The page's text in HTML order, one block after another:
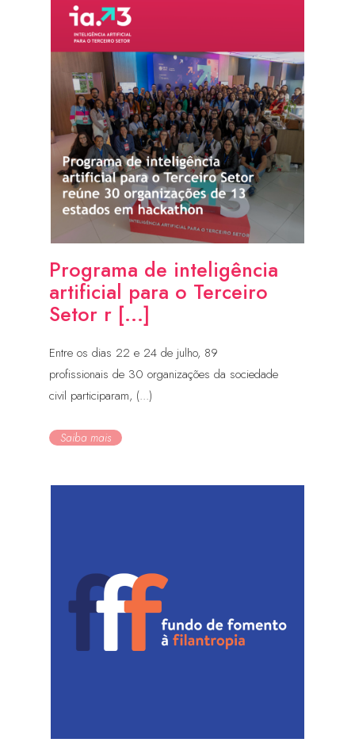
Programa de inteligência
artificial para o Terceiro
Setor r [...]
Entre os dias 22 e 24 de julho, 89
profissionais de 30 organizações da sociedade
civil participaram, (...)
Saiba mais